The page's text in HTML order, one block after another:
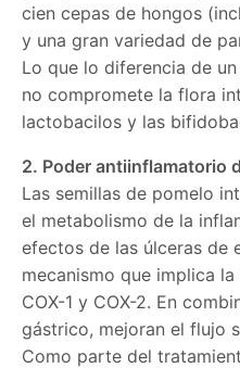
cien cepas de hongos
y una gran variedad de
Lo que lo diferencia de
no compromete la flora
lactobacilos y las
2. Poder antiinflamatorio
Las semillas de pomelo
el metabolismo de la
efectos de las úlceras de
mecanismo que implica
COX-1 y COX-2. En
gástrico, mejoran el flujo
Como parte del